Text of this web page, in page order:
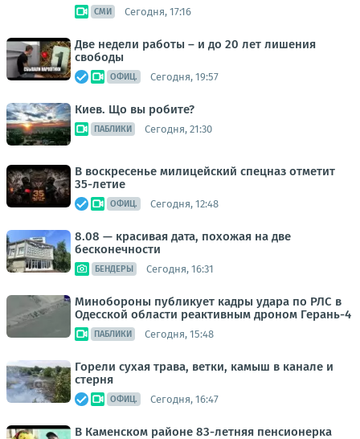
СМИ Сегодня, 17:16
Две недели работы – и до 20 лет лишения
свободы
ОФИЦ. Сегодня, 19:57
Киев. Що вы робите?
ПАБЛИКИ Сегодня, 21:30
В воскресенье милицейский спецназ отметит
35-летие
ОФИЦ. Сегодня, 12:48
8.08 — красивая дата, похожая на две
бесконечности
БЕНДЕРЫ Сегодня, 16:31
Минобороны публикует кадры удара по РЛС в
Одесской области реактивным дроном Герань-4
ПАБЛИКИ Сегодня, 15:48
Горели сухая трава, ветки, камыш в канале и
стерня
ОФИЦ. Сегодня, 16:47
В Каменском районе 83-летняя пенсионерка